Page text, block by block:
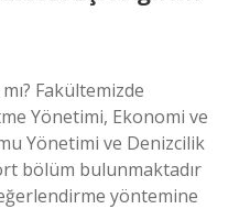
Fakültemizde
Yönetimi, Ekonomi ve
Yönetimi ve Denizcilik
bölüm bulunmaktadır
yöntemine